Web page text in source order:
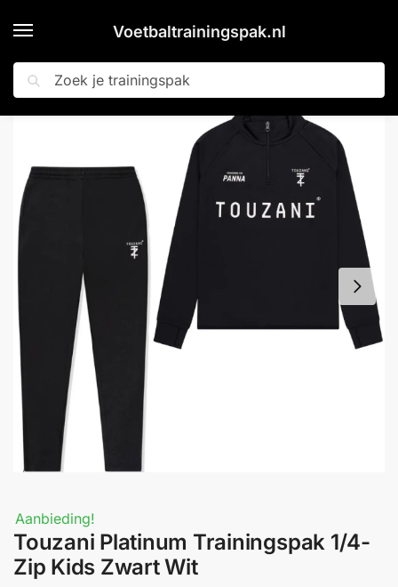
Voetbaltrainingspak.nl
Zoeken
Home » Shop » Touzani Platinum Trainingspak 1/4-Zip Kids Zwart Wit
Aanbieding!
Touzani Platinum Trainingspak 1/4-
Zip Kids Zwart Wit